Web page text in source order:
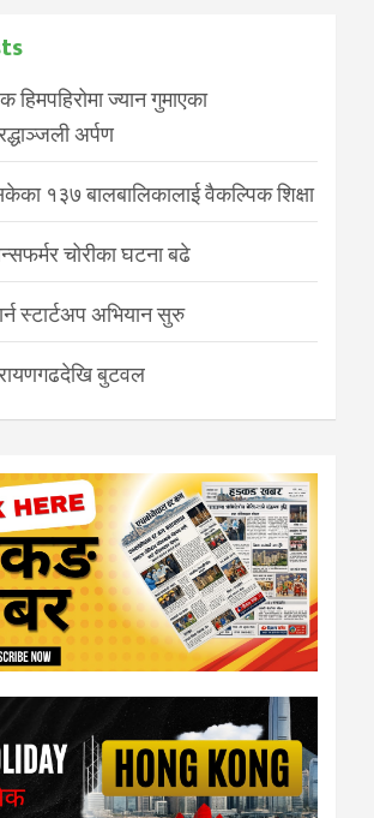
ज्यान गुमाएका
अर्पण
१३७ बालबालिकालाई वैकल्पिक शिक्षा
चोरीका घटना बढे
स्टार्टअप अभियान सुरु
बुटवल